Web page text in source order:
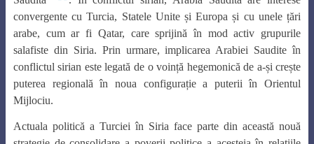
convergente cu Turcia, Statele Unite și Europa și cu unele țări
arabe, cum ar fi Qatar, care sprijină în mod activ grupurile
salafiste din Siria. Prin urmare, implicarea Arabiei Saudite în
conflictul sirian este legată de o voință hegemonică de a-și crește
puterea regională în noua configurație a puterii în Orientul
Mijlociu.
Actuala politică a Turciei în Siria face parte din această nouă